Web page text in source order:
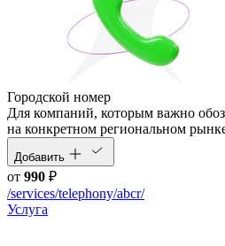
Городской номер
Для компаний, которым важно
на конкретном региональном
Добавить
от 990 ₽
/services/telephony/abcr/
Услуга